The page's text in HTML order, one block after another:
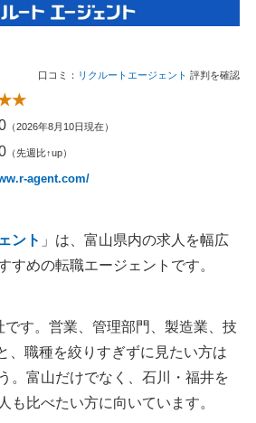
口コミ： リクルートエージェント 評判を確認
（2026年8月10日現在）
（先週比↑up）
agent.com/
ント 」は、富山県内の求人を幅広
すめの転職エージェントです。
です。営業、管理部門、製造業、技
、職種を絞りすぎずに見たい方は
。富山だけでなく、石川・福井を
も比べたい方に向いています。